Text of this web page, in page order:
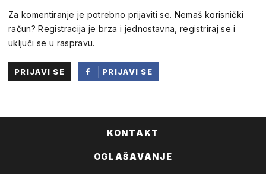
Za komentiranje je potrebno prijaviti se. Nemaš korisnički
račun? Registracija je brza i jednostavna, registriraj se i
uključi se u raspravu.
PRIJAVI SE
PRIJAVI SE
KONTAKT
OGLAŠAVANJE